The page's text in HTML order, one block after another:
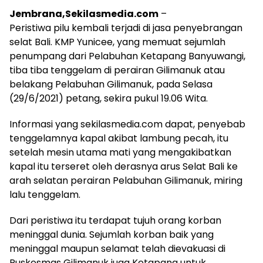
Jembrana,Sekilasmedia.com –
Peristiwa pilu kembali terjadi di jasa penyebrangan
selat Bali. KMP Yunicee, yang memuat sejumlah
penumpang dari Pelabuhan Ketapang Banyuwangi,
tiba tiba tenggelam di perairan Gilimanuk atau
belakang Pelabuhan Gilimanuk, pada Selasa
(29/6/2021) petang, sekira pukul 19.06 Wita.
Informasi yang sekilasmedia.com dapat, penyebab
tenggelamnya kapal akibat lambung pecah, itu
setelah mesin utama mati yang mengakibatkan
kapal itu terseret oleh derasnya arus Selat Bali ke
arah selatan perairan Pelabuhan Gilimanuk, miring
lalu tenggelam.
Dari peristiwa itu terdapat tujuh orang korban
meninggal dunia. Sejumlah korban baik yang
meninggal maupun selamat telah dievakuasi di